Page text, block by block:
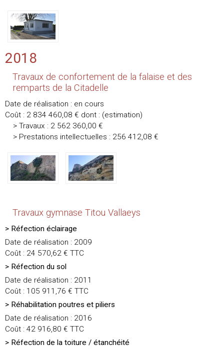
2018
Travaux de confortement de la falaise et des
remparts de la Citadelle
Date de réalisation : en cours
Coût : 2 834 460,08 € dont : (estimation)
> Travaux : 2 562 360,00 €
> Prestations intellectuelles : 256 412,08 €
Travaux gymnase Titou Vallaeys
> Réfection éclairage
Date de réalisation : 2009
Coût : 24 570,62 € TTC
> Réfection du sol
Date de réalisation : 2011
Coût : 105 911,76 € TTC
> Réhabilitation poutres et piliers
Date de réalisation : 2016
Coût : 42 916,80 € TTC
> Réfection de la toiture / étanchéité